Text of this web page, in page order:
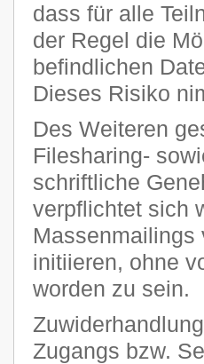
dass für alle
der Regel die
befindlichen
Dieses Risiko
Des Weiteren
Filesharing-
schriftliche
verpflichtet sich
Massenmailings
initiieren, ohne
worden zu sein.
Zugangs bzw.